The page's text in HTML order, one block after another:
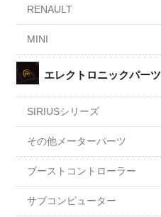
RENAULT
MINI
エレクトロニックパーツ
SIRIUSシリーズ
その他メーターパーツ
ブーストコントローラー
サブコンピューター